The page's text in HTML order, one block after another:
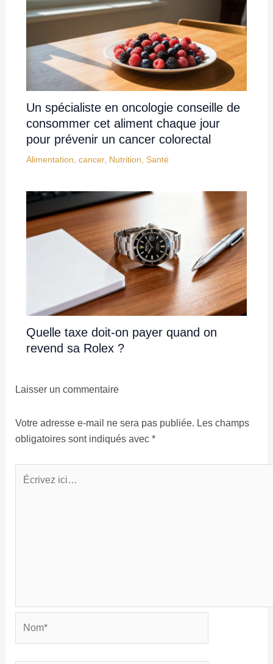
Un spécialiste en oncologie conseille de
consommer cet aliment chaque jour
pour prévenir un cancer colorectal
Alimentation cancer, Nutrition Santé
Quelle taxe doit-on payer quand on
revend sa Rolex ?
Laisser un commentaire
Votre adresse e-mail ne sera pas publiée. Les champs
obligatoires sont indiqués avec *